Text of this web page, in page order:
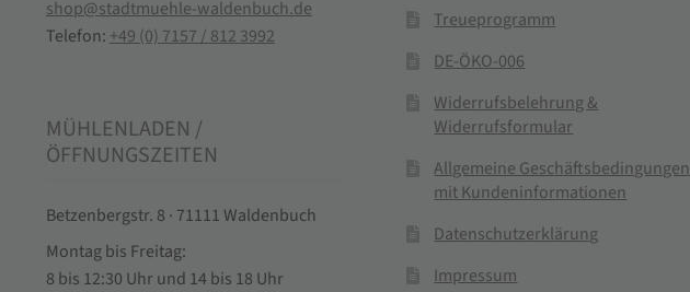
shop@stadtmuehle-waldenbuch.de
Telefon: +49 (0) 7157 / 812 3992
MÜHLENLADEN /
ÖFFNUNGSZEITEN
Betzenbergstr. 8 · 71111 Waldenbuch
Montag bis Freitag:
8 bis 12:30 Uhr und 14 bis 18 Uhr
Treueprogramm
DE-ÖKO-006
Widerrufsbelehrung &
Widerrufsformular
Allgemeine Geschäftsbedingungen
mit Kundeninformationen
Datenschutzerklärung
Impressum